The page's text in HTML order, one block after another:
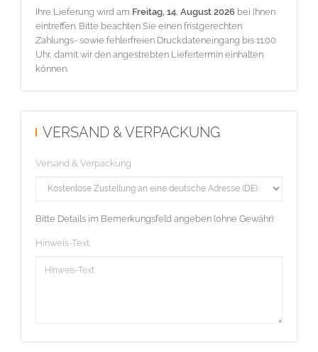
Ihre Lieferung wird am Freitag, 14. August 2026 bei Ihnen
eintreffen. Bitte beachten Sie einen fristgerechten
Zahlungs- sowie fehlerfreien Druckdateneingang bis 11:00
Uhr, damit wir den angestrebten Liefertermin einhalten
können.
VERSAND & VERPACKUNG
Versand & Verpackung
Bitte Details im Bemerkungsfeld angeben (ohne Gewähr):
Hinweis-Text